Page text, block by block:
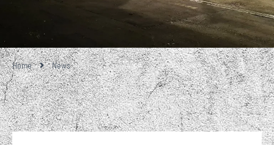
Home News